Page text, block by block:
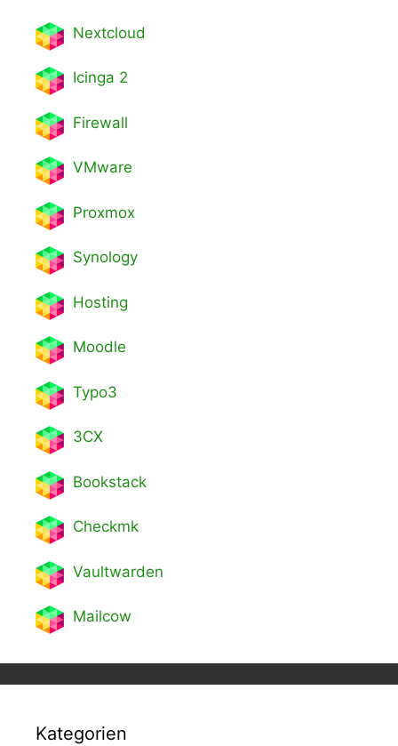
Nextcloud
Icinga 2
Firewall
VMware
Proxmox
Synology
Hosting
Moodle
Typo3
3CX
Bookstack
Checkmk
Vaultwarden
Mailcow
Kategorien